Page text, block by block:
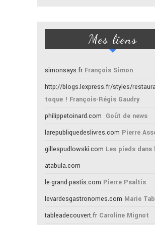
Mes liens
simonsays.fr François Simon
http://blogs.lexpress.fr/styles/
toque ! François-Régis Gaudry
philippetoinard.com Goût de news
larepubliquedeslivres.com Pierre
gillespudlowski.com Les pieds dans
atabula.com
le-grand-pastis.com Pierre Psaltis
levardesgastronomes.com Marie
tableadecouvert.fr Caroline Mignot